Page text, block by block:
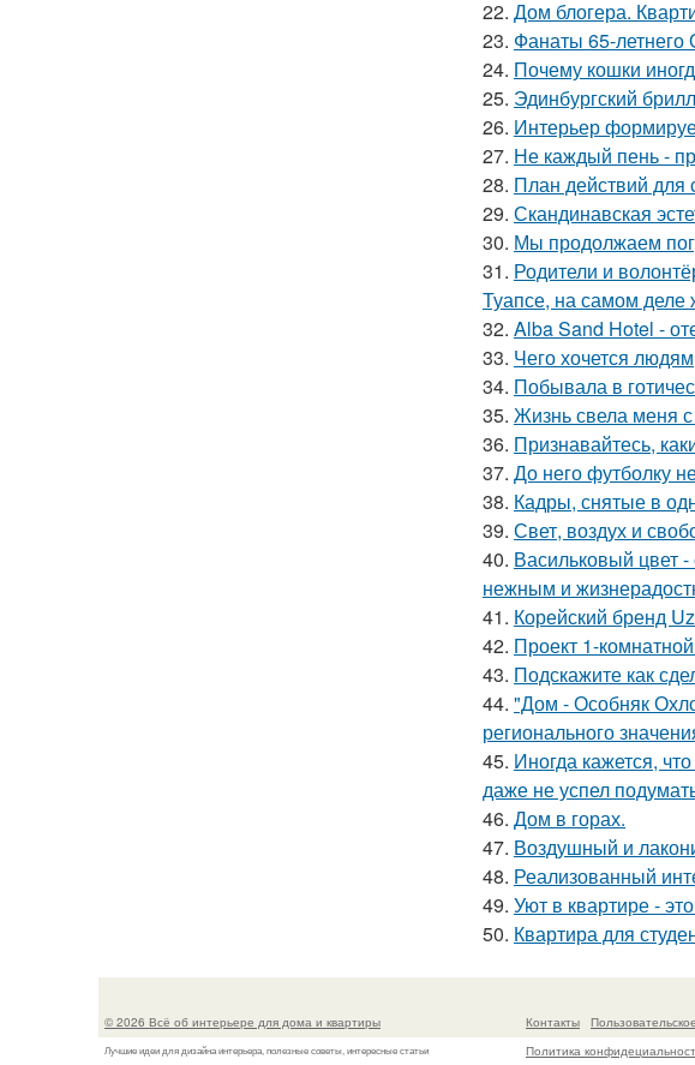
22. Дом блогера.
23. Фанаты 65-летнего
24. Почему кошки
25. Эдинбургский
26. Интерьер
27. Не каждый пень -
28. План действий для
29. Скандинавская
30. Мы продолжаем
31. Родители и
Туапсе, на самом деле
32. Alba Sand Hotel -
33. Чего хочется
34. Побывала в
35. Жизнь свела меня
36. Признавайтесь,
37. До него футболку
38. Кадры, снятые в
39. Свет, воздух и
40. Васильковый цвет
нежным и
41. Корейский бренд
42. Проект 1-
43. Подскажите как
44. "Дом - Особняк
регионального
45. Иногда кажется,
даже не успел
46. Дом в горах.
47. Воздушный и
48. Реализованный
49. Уют в квартире -
50. Квартира для
© 2026 Всё об интерьере для дома и квартиры
Лучшие идеи для дизайна интерьера, полезные советы, интересные статьи
Контакты
Политика